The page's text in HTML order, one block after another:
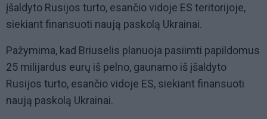
įšaldyto Rusijos turto, esančio vidoje ES teritorijoje,
siekiant finansuoti naują paskolą Ukrainai.
Pažymima, kad Briuselis planuoja pasiimti papildomus
25 milijardus eurų iš pelno, gaunamo iš įšaldyto
Rusijos turto, esančio vidoje ES, siekiant finansuoti
naują paskolą Ukrainai.